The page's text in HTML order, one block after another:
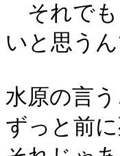
それでも
いと思うん
水原の言
ずっと前